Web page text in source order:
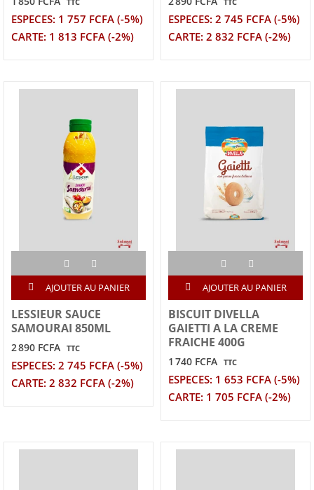
ESPECES: 1 757 FCFA (-5%)
CARTE: 1 813 FCFA (-2%)
ESPECES: 2 745 FCFA (-5%)
CARTE: 2 832 FCFA (-2%)
AJOUTER AU PANIER
LESSIEUR SAUCE
SAMOURAI 850ML
2 890 FCFA TTC
ESPECES: 2 745 FCFA (-5%)
CARTE: 2 832 FCFA (-2%)
AJOUTER AU PANIER
BISCUIT DIVELLA
GAIETTI A LA CREME
FRAICHE 400G
1 740 FCFA TTC
ESPECES: 1 653 FCFA (-5%)
CARTE: 1 705 FCFA (-2%)